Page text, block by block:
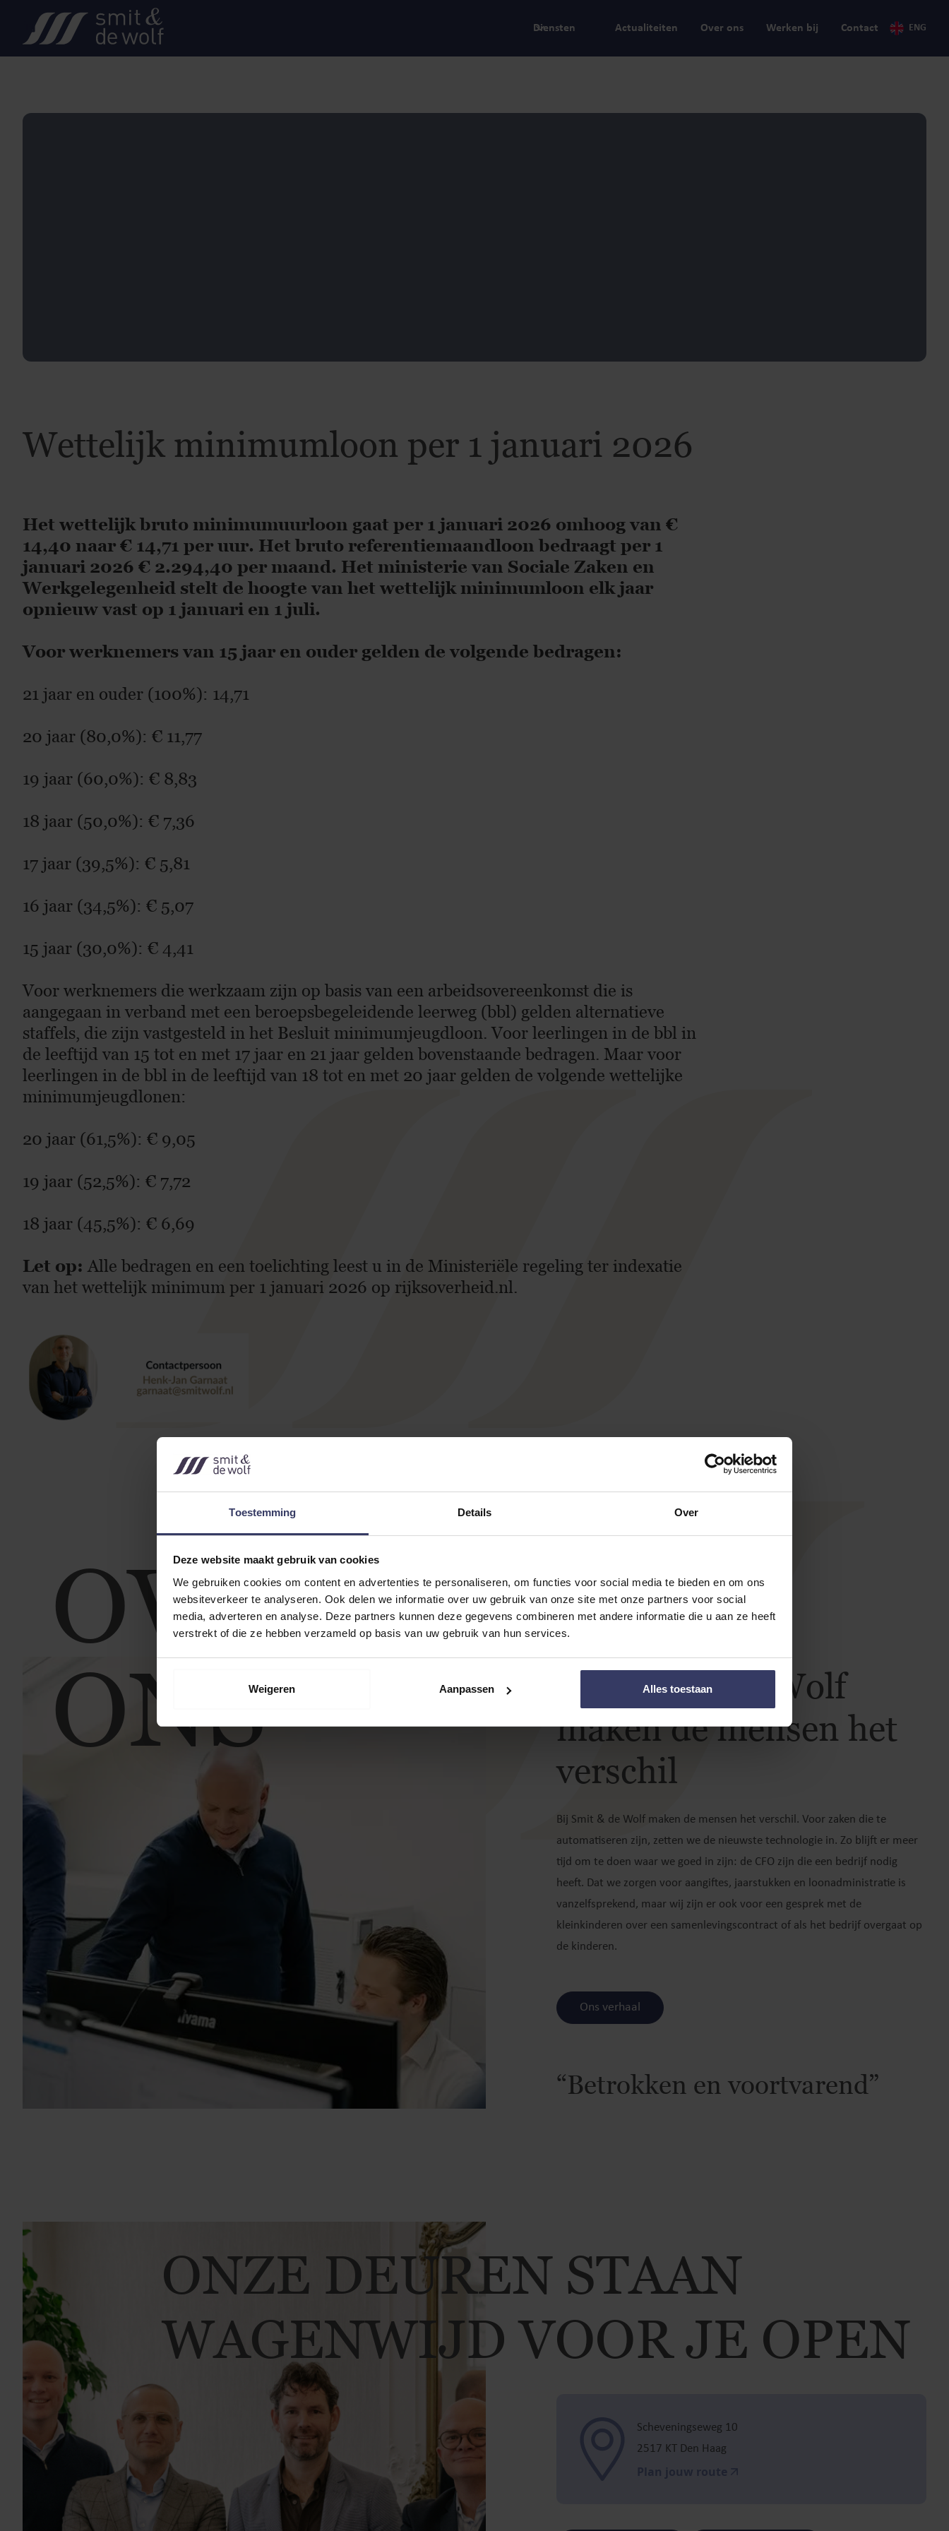
Toestemming Details Over
Deze website maakt gebruik van cookies
We gebruiken cookies om content en advertenties te personaliseren, om functies voor social media te bieden en om ons
websiteverkeer te analyseren. Ook delen we informatie over uw gebruik van onze site met onze partners voor social
media, adverteren en analyse. Deze partners kunnen deze gegevens combineren met andere informatie die u aan ze heeft
verstrekt of die ze hebben verzameld op basis van uw gebruik van hun services.
Weigeren Aanpassen Alles toestaan
Diensten Actualiteiten Over ons Werken bij Contact ENG
Wettelijk minimumloon per 1 januari 2026
Het wettelijk bruto minimumuurloon gaat per 1 januari 2026 omhoog van €
14,40 naar € 14,71 per uur. Het bruto referentiemaandloon bedraagt per 1
januari 2026 € 2.294,40 per maand. Het ministerie van Sociale Zaken en
Werkgelegenheid stelt de hoogte van het wettelijk minimumloon elk jaar
opnieuw vast op 1 januari en 1 juli.
Voor werknemers van 15 jaar en ouder gelden de volgende bedragen:
21 jaar en ouder (100%): 14,71
20 jaar (80,0%): € 11,77
19 jaar (60,0%): € 8,83
18 jaar (50,0%): € 7,36
17 jaar (39,5%): € 5,81
16 jaar (34,5%): € 5,07
15 jaar (30,0%): € 4,41
Voor werknemers die werkzaam zijn op basis van een arbeidsovereenkomst die is
aangegaan in verband met een beroepsbegeleidende leerweg (bbl) gelden alternatieve
staffels, die zijn vastgesteld in het Besluit minimumjeugdloon. Voor leerlingen in de bbl in
de leeftijd van 15 tot en met 17 jaar en 21 jaar gelden bovenstaande bedragen. Maar voor
leerlingen in de bbl in de leeftijd van 18 tot en met 20 jaar gelden de volgende wettelijke
minimumjeugdlonen:
20 jaar (61,5%): € 9,05
19 jaar (52,5%): € 7,72
18 jaar (45,5%): € 6,69
Let op:Alle bedragen en een toelichting leest u in de Ministeriële regeling ter indexatie
van het wettelijk minimum per 1 januari 2026 op rijksoverheid.nl.
OVER
ONS
Bij Smit & de Wolf
maken de mensen het
verschil
Bij Smit & de Wolf maken de mensen het verschil. Voor zaken die te
automatiseren zijn, zetten we de nieuwste technologie in. Zo blijft er meer
tijd om te doen waar we goed in zijn: de CFO zijn die een bedrijf nodig
heeft. Dat we zorgen voor aangiftes, jaarstukken en loonadministratie is
vanzelfsprekend, maar wij zijn er ook voor een gesprek met de
kleinkinderen over een samenlevingscontract of als het bedrijf overgaat op
de kinderen.
Ons verhaal
“Betrokken en voortvarend”
ONZE DEUREN STAAN
WAGENWIJD VOOR JE OPEN
Scheveningseweg 10
2517 KT Den Haag